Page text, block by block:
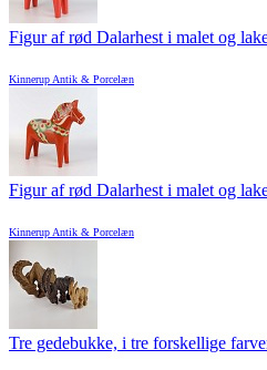
Figur af rød Dalarhest i malet og
Kinnerup Antik & Porcelæn
Figur af rød Dalarhest i malet og
Kinnerup Antik & Porcelæn
Tre gedebukke, i tre forskellige